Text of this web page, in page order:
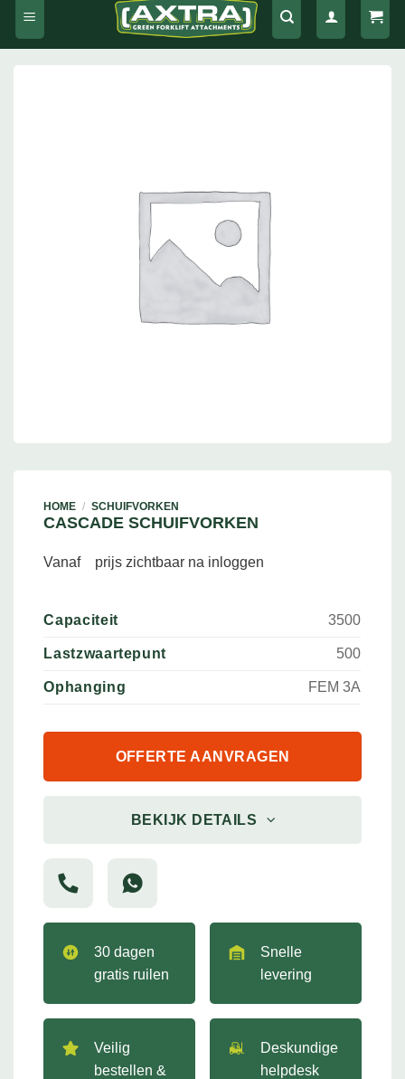
HOME / SCHUIFVORKEN
CASCADE SCHUIFVORKEN
Vanaf prijs zichtbaar na inloggen
Capaciteit 3500
Lastzwaartepunt 500
Ophanging FEM 3A
OFFERTE AANVRAGEN
BEKIJK DETAILS
30 dagen
gratis ruilen
Snelle
levering
Veilig
bestellen &
Deskundige
helpdesk